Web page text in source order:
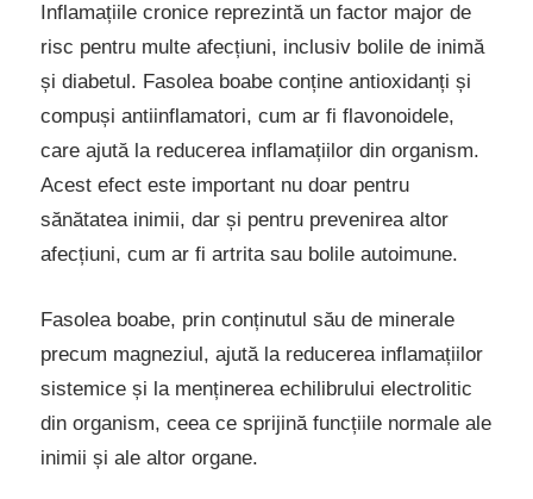
Inflamațiile cronice reprezintă un factor major de
risc pentru multe afecțiuni, inclusiv bolile de inimă
și diabetul. Fasolea boabe conține antioxidanți și
compuși antiinflamatori, cum ar fi flavonoidele,
care ajută la reducerea inflamațiilor din organism.
Acest efect este important nu doar pentru
sănătatea inimii, dar și pentru prevenirea altor
afecțiuni, cum ar fi artrita sau bolile autoimune.
Fasolea boabe, prin conținutul său de minerale
precum magneziul, ajută la reducerea inflamațiilor
sistemice și la menținerea echilibrului electrolitic
din organism, ceea ce sprijină funcțiile normale ale
inimii și ale altor organe.